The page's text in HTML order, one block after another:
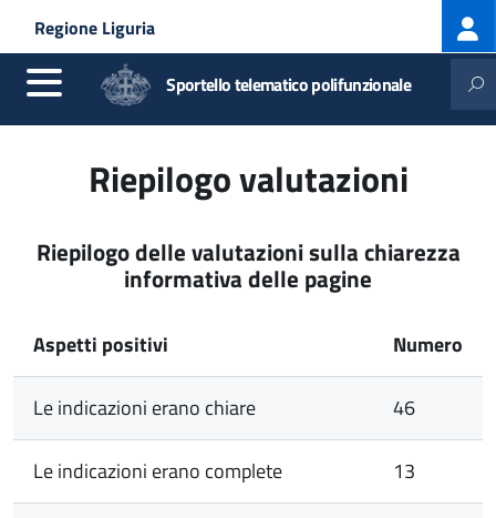
Salta al contenuto principale
Skip to site navigation
Regione Liguria
Sportello telematico polifunzionale
Riepilogo valutazioni
Riepilogo delle valutazioni sulla chiarezza
informativa delle pagine
Aspetti positivi Numero
Le indicazioni erano chiare 46
Le indicazioni erano complete 13